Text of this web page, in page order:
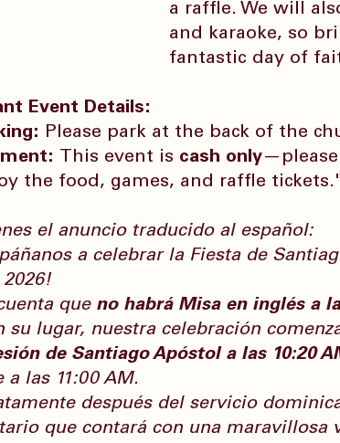
a raffle. We will
and karaoke, so
fantastic day of
Event Details:
Please park at the back of the
This event is cash only
the food, games, and raffle tickets."
el anuncio traducido al español:
a celebrar la Fiesta de
que no habrá Misa en inglés a
su lugar, nuestra celebración
de Santiago Apóstol a las 10:20
a las 11:00 AM.
después del servicio
que contará con una maravillosa